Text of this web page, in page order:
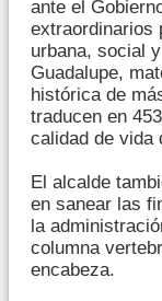
ante el
extraordinarios
urbana, social
Guadalupe,
histórica de
traducen en
calidad de vida
El alcalde
en sanear las
la
columna
encabeza.